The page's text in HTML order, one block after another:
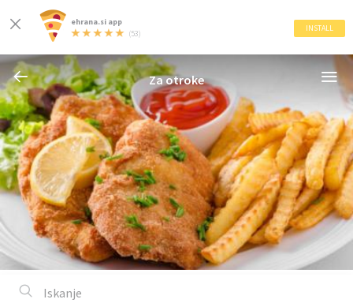
ehrana.si app
(53)
INSTALL
Za otroke